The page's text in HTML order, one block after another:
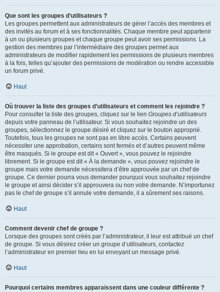
Que sont les groupes d’utilisateurs ?
Les groupes permettent aux administrateurs de gérer l’accès des membres et
des invités au forum et à ses fonctionnalités. Chaque membre peut appartenir
à un ou plusieurs groupes et chaque groupe peut avoir ses permissions. La
gestion des membres par l’intermédiaire des groupes permet aux
administrateurs de modifier rapidement les permissions de plusieurs membres
à la fois, telles qu’ajouter des permissions de modération ou rendre accessible
un forum privé.
Haut
Où trouver la liste des groupes d’utilisateurs et comment les rejoindre ?
Pour consulter la liste des groupes, cliquez sur le lien Groupes d’utilisateurs
depuis votre panneau de l’utilisateur. Si vous souhaitez rejoindre un des
groupes, sélectionnez le groupe désiré et cliquez sur le bouton approprié.
Toutefois, tous les groupes ne sont pas en libre accès. Certains peuvent
nécessiter une approbation, certains sont fermés et d’autres peuvent même
être masqués. Si le groupe est dit « Ouvert », vous pouvez le rejoindre
librement. Si le groupe est dit « À la demande », vous pouvez rejoindre le
groupe mais votre demande nécessitera d’être approuvée par un chef de
groupe. Ce dernier pourra vous demander pourquoi vous souhaitez rejoindre
le groupe et ainsi décider s’il approuvera ou non votre demande. N’importunez
pas le chef de groupe s’il annule votre demande, il a sûrement ses raisons.
Haut
Comment devenir chef de groupe ?
Lorsque des groupes sont créés par l’administrateur, il leur est attribué un chef
de groupe. Si vous désirez créer un groupe d’utilisateurs, contactez
l’administrateur en premier lieu en lui envoyant un message privé.
Haut
Pourquoi certains membres apparaissent dans une couleur différente ?